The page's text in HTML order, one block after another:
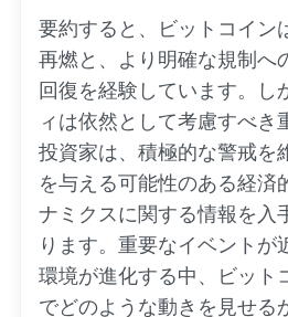
要約すると、ビットコイン
再燃と、より明確な規制へ
回復を経験しています。し
ィは依然として考慮すべき
投資家は、積極的な警戒を
を与える可能性のある経済
ナミクスに関する情報を入
ります。重要なイベントが
環境が進化する中、ビット
でどのような動きを見せる